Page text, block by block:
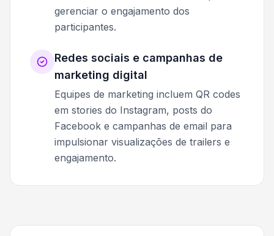
gerenciar o engajamento dos
participantes.
Redes sociais e campanhas de
marketing digital
Equipes de marketing incluem QR codes
em stories do Instagram, posts do
Facebook e campanhas de email para
impulsionar visualizações de trailers e
engajamento.